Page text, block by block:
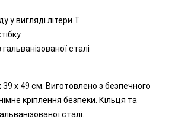
у вигляді літери Т
гальванізованої сталі
х 49 см. Виготовлено з безпечного
кріплення безпеки. Кільця та
сталі.